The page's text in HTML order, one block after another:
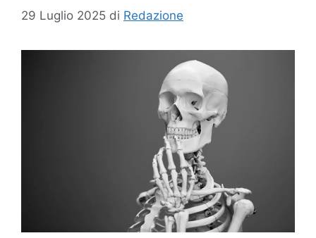
29 Luglio 2025 di Redazione